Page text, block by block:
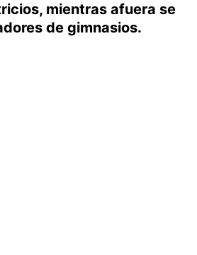
mientras afuera se
de gimnasios.